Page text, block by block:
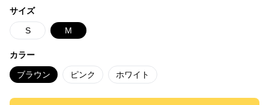
サイズ
S M
カラー
ブラウン ピンク ホワイト